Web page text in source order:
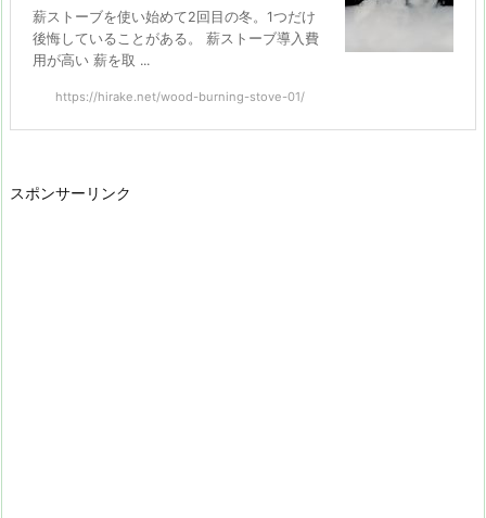
薪ストーブを使い始めて2回目の冬。1つだけ
後悔していることがある。 薪ストーブ導入費
用が高い 薪を取 ...
https://hirake.net/wood-burning-stove-01/
スポンサーリンク